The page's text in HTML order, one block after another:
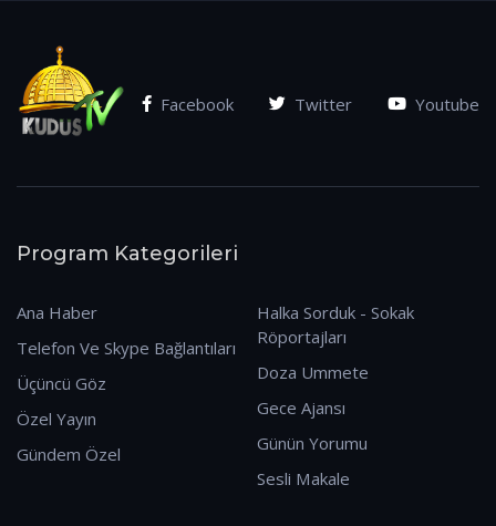
Facebook Twitter Youtube
Program Kategorileri
Ana Haber
Telefon Ve Skype Bağlantıları
Üçüncü Göz
Özel Yayın
Gündem Özel
Halka Sorduk - Sokak
Röportajları
Doza Ummete
Gece Ajansı
Günün Yorumu
Sesli Makale